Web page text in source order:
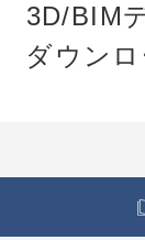
3D/BIM
ダウンロ